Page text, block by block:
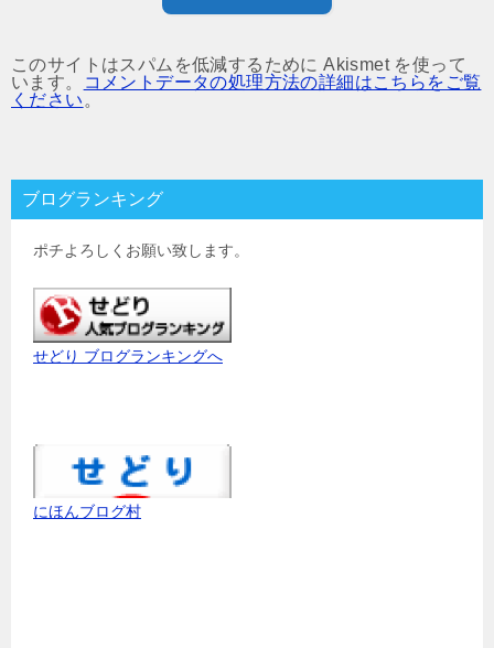
このサイトはスパムを低減するために Akismet を使って
います。
コメントデータの処理方法の詳細はこちらをご覧
ください 。
ブログランキング
ポチよろしくお願い致します。
せどり ブログランキングへ
にほんブログ村